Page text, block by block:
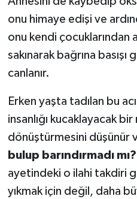
onu himaye edişi ve
onu kendi çocuklarından
sakınarak bağrına
canlanır.
Erken yaşta tadılan bu
insanlığı kucaklayacak
dönüştürmesini düşünür
bulup barındırmadı
ayetindeki o ilahi takdiri
yıkmak için değil, daha
Düzce Müftülüğü
Edirne Müftülüğü
Erzincan Müftülüğü
Erzurum Müftülüğü
Eskişehir Müftülüğü
Gaziantep Müftülüğü
YAŞAM